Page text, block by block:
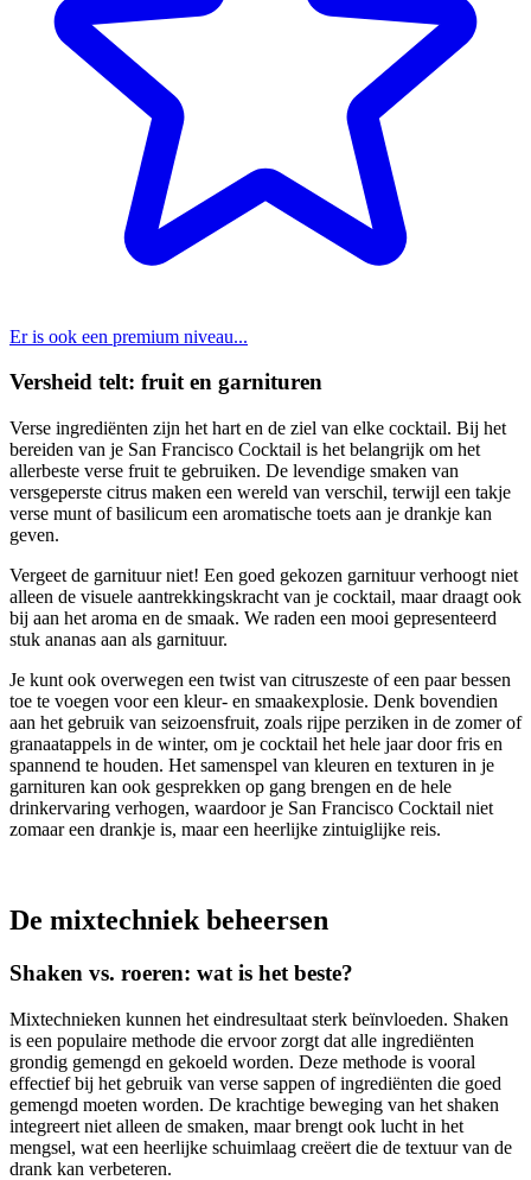
Er is ook een premium niveau...
Versheid telt: fruit en garnituren
Verse ingrediënten zijn het hart en de ziel van elke cocktail. Bij het
bereiden van je San Francisco Cocktail is het belangrijk om het
allerbeste verse fruit te gebruiken. De levendige smaken van
versgeperste citrus maken een wereld van verschil, terwijl een takje
verse munt of basilicum een aromatische toets aan je drankje kan
geven.
Vergeet de garnituur niet! Een goed gekozen garnituur verhoogt niet
alleen de visuele aantrekkingskracht van je cocktail, maar draagt ook
bij aan het aroma en de smaak. We raden een mooi gepresenteerd
stuk ananas aan als garnituur.
Je kunt ook overwegen een twist van citruszeste of een paar bessen
toe te voegen voor een kleur- en smaakexplosie. Denk bovendien
aan het gebruik van seizoensfruit, zoals rijpe perziken in de zomer of
granaatappels in de winter, om je cocktail het hele jaar door fris en
spannend te houden. Het samenspel van kleuren en texturen in je
garnituren kan ook gesprekken op gang brengen en de hele
drinkervaring verhogen, waardoor je San Francisco Cocktail niet
zomaar een drankje is, maar een heerlijke zintuiglijke reis.
De mixtechniek beheersen
Shaken vs. roeren: wat is het beste?
Mixtechnieken kunnen het eindresultaat sterk beïnvloeden. Shaken
is een populaire methode die ervoor zorgt dat alle ingrediënten
grondig gemengd en gekoeld worden. Deze methode is vooral
effectief bij het gebruik van verse sappen of ingrediënten die goed
gemengd moeten worden. De krachtige beweging van het shaken
integreert niet alleen de smaken, maar brengt ook lucht in het
mengsel, wat een heerlijke schuimlaag creëert die de textuur van de
drank kan verbeteren.